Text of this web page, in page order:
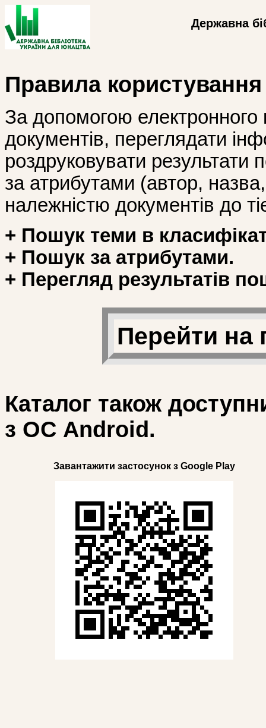
Державна
Правила
За допомогою
документів, переглядати
роздруковувати
за атрибутами (автор, назва,
належністю документів до
+ Пошук теми в
+ Пошук за атрибутами.
+ Перегляд результатів
Перейти на
Каталог також
з ОС Android.
Завантажити застосунок з Google Play